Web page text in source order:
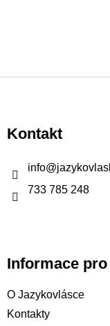
p
aKontakt
info@
733 785 248
Informace
O Jazykovlásce
Kontakty